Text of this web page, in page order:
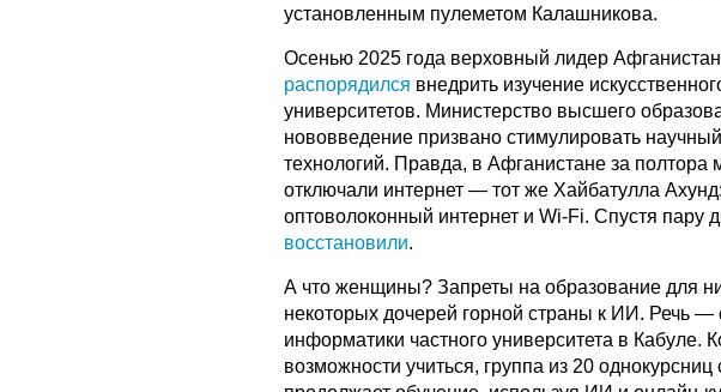
установленным пулеметом Калашникова.
Осенью 2025 года верховный лидер
распорядился внедрить изучение
университетов. Министерство высшего
нововведение призвано стимулировать
технологий. Правда, в Афганистане за полтора
отключали интернет — тот же Хайбатулла
оптоволоконный интернет и Wi-Fi. Cпустя пару
восстановили.
А что женщины? Запреты на образование для
некоторых дочерей горной страны к ИИ. Речь —
информатики частного университета в Кабуле.
возможности учиться, группа из 20